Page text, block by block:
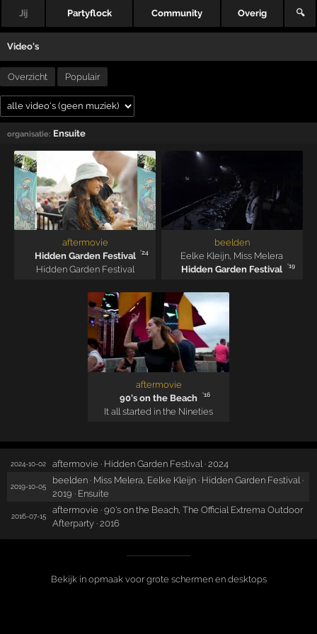
Jij Partyflock Community Overig 🔍
Video's
Overzicht Populair
organisatie: Ensuite
aftermovie
Hidden Garden Festival
'24
Hidden Garden Festival
beelden
Eelke Kleijn, Miss Melera
Hidden Garden Festival
'19
aftermovie
90's on the Beach
'16
It all started in the Nineties
2024-10-02 aftermovie · Hidden Garden Festival · 2024
2019-10-05
beelden · Miss Melera, Eelke Kleijn · Hidden Garden Festival ·
2019 · Ensuite
2016-07-15
aftermovie · 90's on the Beach, The Official Extrema Outdoor
Afterparty · 2016
Bekijk in opmaak voor grote schermen en desktops